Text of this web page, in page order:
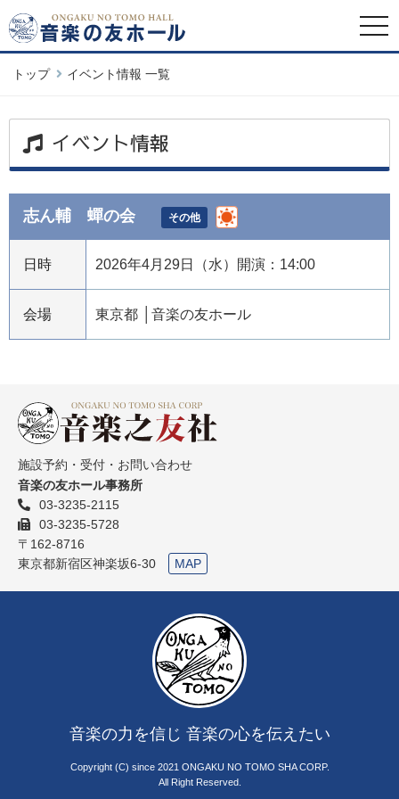
トップ イベント情報 一覧
イベント情報
志ん輔 蟬の会 その他
日時 2026年4月29日（水）開演：14:00
会場 東京都 音楽の友ホール
施設予約・受付・お問い合わせ
音楽の友ホール事務所
03-3235-2115
03-3235-5728
〒162-8716
東京都新宿区神楽坂6-30
MAP
音楽の力を信じ 音楽の心を伝えたい
Copyright (C) since 2021 ONGAKU NO TOMO SHA CORP.
All Right Reserved.